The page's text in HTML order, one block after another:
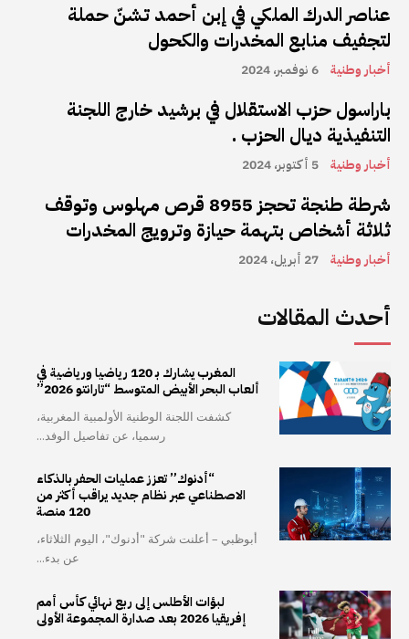
عناصر الدرك الملكي في إبن أحمد تشنّ حملة
لتجفيف منابع المخدرات والكحول
أخبار وطنية 6 نوفمبر، 2024
باراسول حزب الاستقلال في برشيد خارج اللجنة
التنفيذية ديال الحزب .
أخبار وطنية 5 أكتوبر، 2024
شرطة طنجة تحجز 8955 قرص مهلوس وتوقف
ثلاثة أشخاص بتهمة حيازة وترويج المخدرات
أخبار وطنية 27 أبريل، 2024
أحدث المقالات
المغرب يشارك بـ 120 رياضيا ورياضية في
ألعاب البحر الأبيض المتوسط “تارانتو 2026”
كشفت اللجنة الوطنية الأولمبية المغربية،
رسميا، عن تفاصيل الوفد...
“أدنوك” تعزز عمليات الحفر بالذكاء
الاصطناعي عبر نظام جديد يراقب أكثر من
120 منصة
أبوظبي – أعلنت شركة "أدنوك"، اليوم الثلاثاء،
عن بدء...
لبؤات الأطلس إلى ربع نهائي كأس أمم
إفريقيا 2026 بعد صدارة المجموعة الأولى